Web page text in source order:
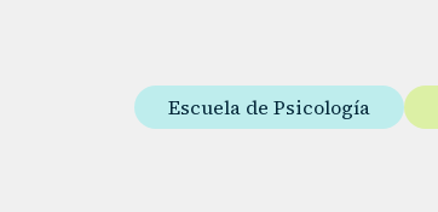
Escuela de Psicología